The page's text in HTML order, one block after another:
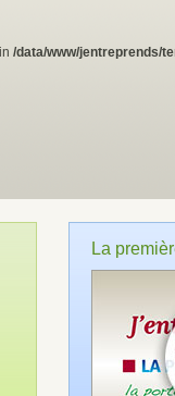
/data/www/jentreprends/
La